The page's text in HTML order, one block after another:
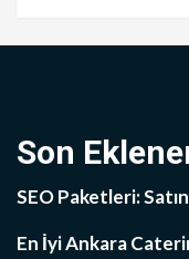
Son
SEO Paketleri:
En İyi Ankara